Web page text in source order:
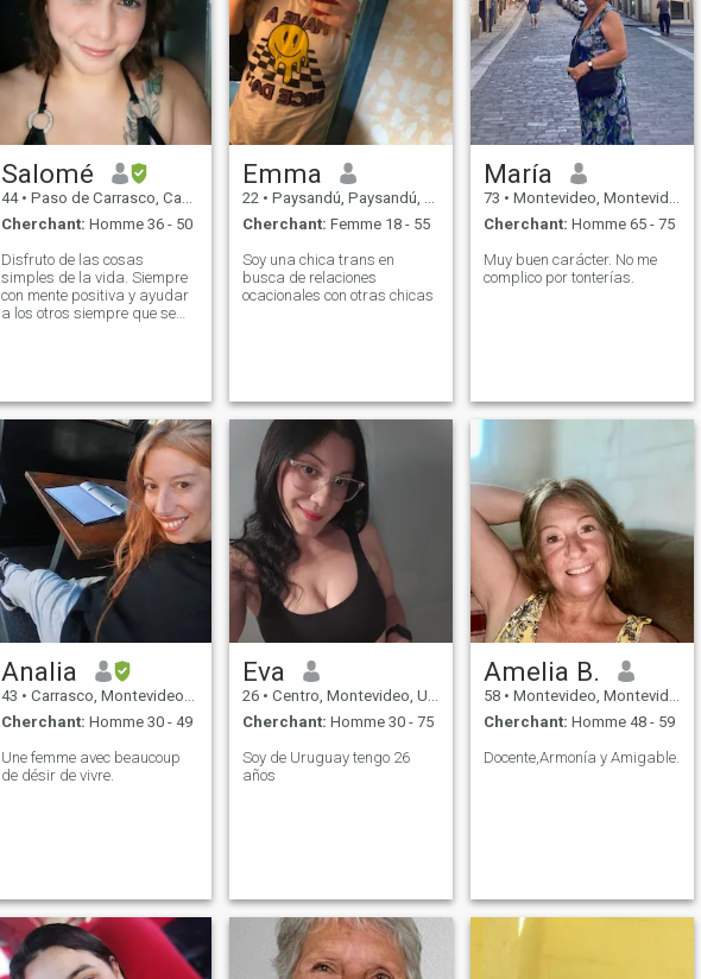
Salomé
44 • Paso de Carrasco, Canelones, Uruguay
Cherchant: Homme 36 - 50
Disfruto de las cosas
simples de la vida. Siempre
con mente positiva y ayudar
a los otros siempre que se
Emma
22 • Paysandú, Paysandú, Uruguay
Cherchant: Femme 18 - 55
Soy una chica trans en
busca de relaciones
ocacionales con otras chicas
María
73 • Montevideo, Montevideo, Uruguay
Cherchant: Homme 65 - 75
Muy buen carácter. No me
complico por tonterías.
Analia
43 • Carrasco, Montevideo, Uruguay
Cherchant: Homme 30 - 49
Une femme avec beaucoup
de désir de vivre.
Eva
26 • Centro, Montevideo, Uruguay
Cherchant: Homme 30 - 75
Soy de Uruguay tengo 26
años
Amelia B.
58 • Montevideo, Montevideo, Uruguay
Cherchant: Homme 48 - 59
Docente,Armonía y Amigable.